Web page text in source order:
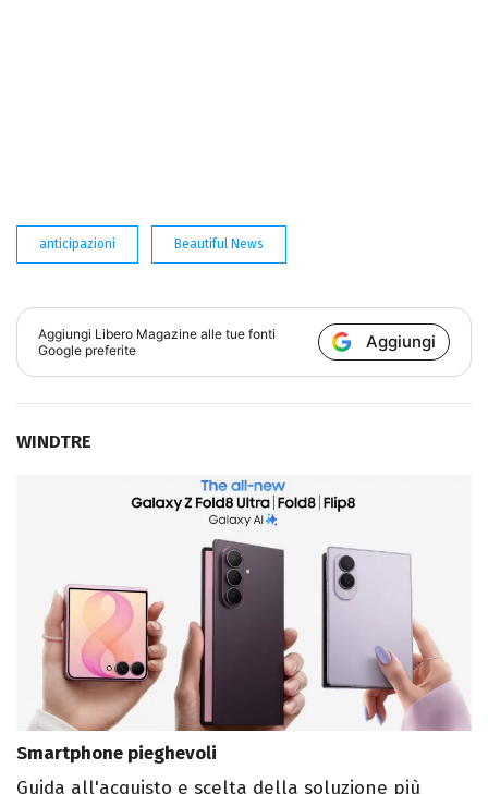
anticipazioni Beautiful News
Aggiungi Libero Magazine alle tue fonti
Google preferite
Aggiungi
WINDTRE
Smartphone pieghevoli
Guida all'acquisto e scelta della soluzione più